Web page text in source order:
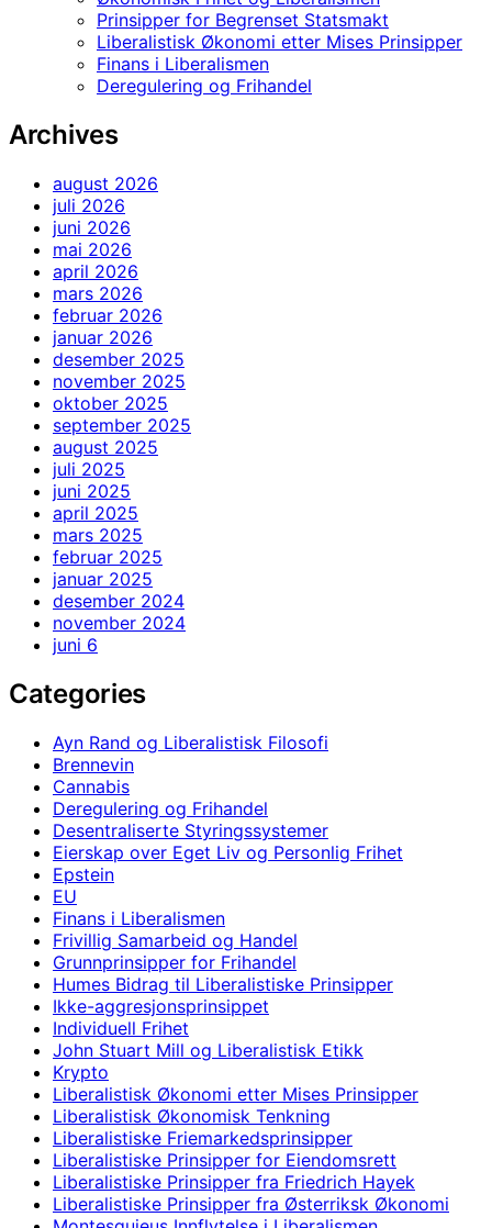
Prinsipper for Begrenset Statsmakt
Liberalistisk Økonomi etter Mises Prinsipper
Finans i Liberalismen
Deregulering og Frihandel
Archives
august 2026
juli 2026
juni 2026
mai 2026
april 2026
mars 2026
februar 2026
januar 2026
desember 2025
november 2025
oktober 2025
september 2025
august 2025
juli 2025
juni 2025
april 2025
mars 2025
februar 2025
januar 2025
desember 2024
november 2024
juni 6
Categories
Ayn Rand og Liberalistisk Filosofi
Brennevin
Cannabis
Deregulering og Frihandel
Desentraliserte Styringssystemer
Eierskap over Eget Liv og Personlig Frihet
Epstein
EU
Finans i Liberalismen
Frivillig Samarbeid og Handel
Grunnprinsipper for Frihandel
Humes Bidrag til Liberalistiske Prinsipper
Ikke-aggresjonsprinsippet
Individuell Frihet
John Stuart Mill og Liberalistisk Etikk
Krypto
Liberalistisk Økonomi etter Mises Prinsipper
Liberalistisk Økonomisk Tenkning
Liberalistiske Friemarkedsprinsipper
Liberalistiske Prinsipper for Eiendomsrett
Liberalistiske Prinsipper fra Friedrich Hayek
Liberalistiske Prinsipper fra Østerriksk Økonomi